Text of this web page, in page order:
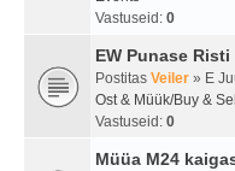
Vastuseid: 0
EW Punase
Postitas Veiler » E
Ost & Müük/Buy & Sell
Vastuseid: 0
Müüa M24